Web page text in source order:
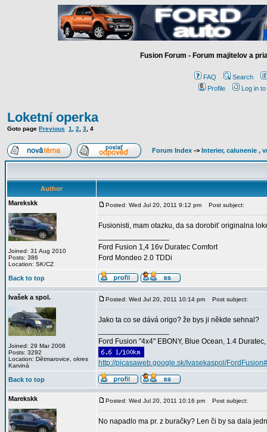
Fusion Forum - Forum majitelov a
FAQ
Search
Profile
Log in
Loketní operka
Goto page Previous 1 2 3 4
Forum Index -> Interier, calunenie ,
Author
Marekskk
Joined: 31 Aug 2010
Posts: 386
Location: SK/CZ
Posted: Wed Jul 20, 2011 9:12 pm Post subject:
Fusionisti, mam otazku, da sa dorobiť originalna
Ford Fusion 1,4 16v Duratec Comfort
Ford Mondeo 2.0 TDDi
Back to top
Ivašek a spol.
Joined: 29 Mar 2008
Posts: 3292
Location: Dětmarovice, okres
Karviná
Posted: Wed Jul 20, 2011 10:14 pm Post subject:
Jako ta co se dává origo? že bys ji někde sehnal?
Ford Fusion "4x4" EBONY, Blue Ocean, 1.4
http://picasaweb.google.sk/Ivasekaspol/FordFusion#
Back to top
Marekskk Posted: Wed Jul 20, 2011 10:16 pm Post subject:
No napadlo ma pr. z buračky? Len či by sa dala